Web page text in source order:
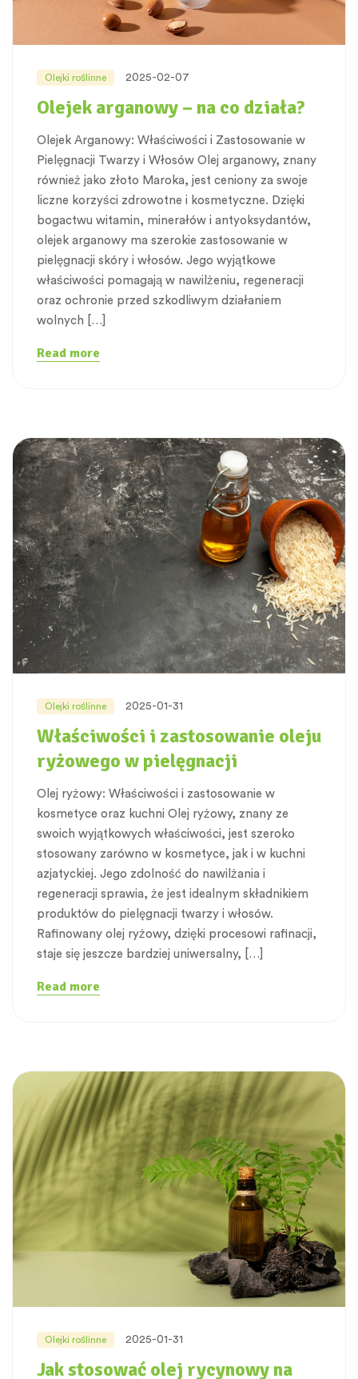
Olejki roślinne 2025-02-07
Olejek arganowy – na co działa?
Olejek Arganowy: Właściwości i Zastosowanie w
Pielęgnacji Twarzy i Włosów Olej arganowy, znany
również jako złoto Maroka, jest ceniony za swoje
liczne korzyści zdrowotne i kosmetyczne. Dzięki
bogactwu witamin, minerałów i antyoksydantów,
olejek arganowy ma szerokie zastosowanie w
pielęgnacji skóry i włosów. Jego wyjątkowe
właściwości pomagają w nawilżeniu, regeneracji
oraz ochronie przed szkodliwym działaniem
wolnych […]
Read more
Olejki roślinne 2025-01-31
Właściwości i zastosowanie oleju
ryżowego w pielęgnacji
Olej ryżowy: Właściwości i zastosowanie w
kosmetyce oraz kuchni Olej ryżowy, znany ze
swoich wyjątkowych właściwości, jest szeroko
stosowany zarówno w kosmetyce, jak i w kuchni
azjatyckiej. Jego zdolność do nawilżania i
regeneracji sprawia, że jest idealnym składnikiem
produktów do pielęgnacji twarzy i włosów.
Rafinowany olej ryżowy, dzięki procesowi rafinacji,
staje się jeszcze bardziej uniwersalny, […]
Read more
Olejki roślinne 2025-01-31
Jak stosować olej rycynowy na